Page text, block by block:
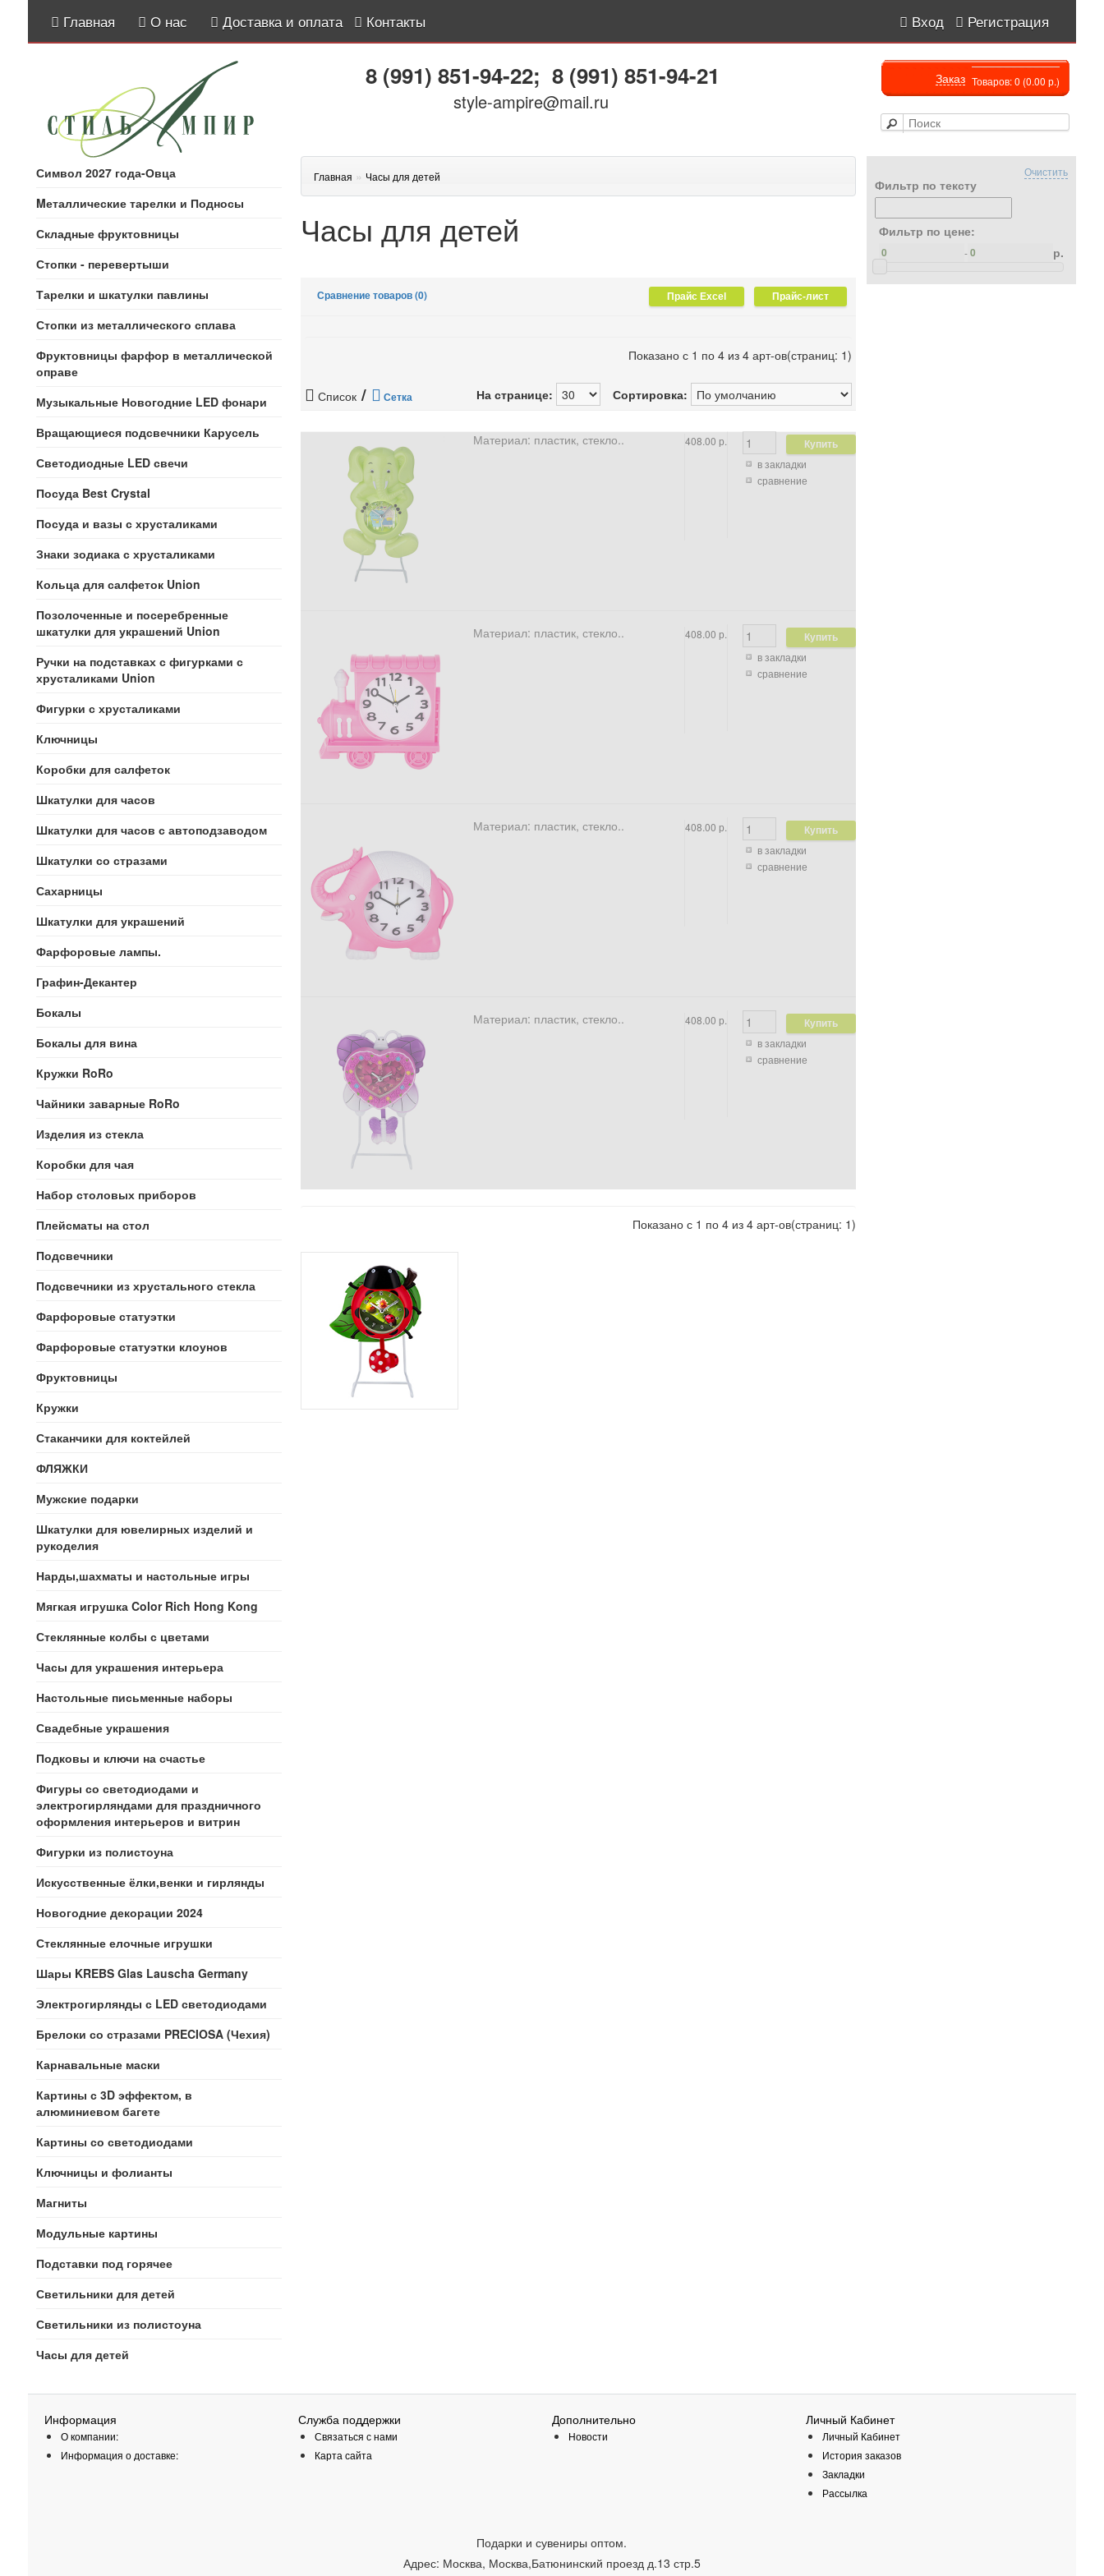
Главная О нас Доставка и оплата Контакты Вход Регистрация
Заказ Товаров: 0 (0.00 р.)
8 (991) 851-94-22; 8 (991) 851-94-21
style-ampire@mail.ru
Символ 2027 года-Овца
Mеталлические тарелки и Подносы
Складные фруктовницы
Стопки - перевертыши
Тарелки и шкатулки павлины
Стопки из металлического сплава
Фруктовницы фарфор в металлической
оправе
Музыкальные Новогодние LED фонари
Вращающиеся подсвечники Карусель
Светодиодные LED свечи
Посуда Best Crystal
Посуда и вазы с хрусталиками
Знаки зодиака с хрусталиками
Кольца для салфеток Union
Позолоченные и посеребренные
шкатулки для украшений Union
Ручки на подставках с фигурками с
хрусталиками Union
Фигурки с хрусталиками
Ключницы
Коробки для салфеток
Шкатулки для часов
Шкатулки для часов с автоподзаводом
Шкатулки со стразами
Сахарницы
Шкатулки для украшений
Фарфоровые лампы.
Графин-Декантер
Бокалы
Бокалы для вина
Кружки RoRo
Чайники заварные RoRo
Изделия из стекла
Коробки для чая
Набор столовых приборов
Плейсматы на стол
Подсвечники
Подсвечники из хрустального стекла
Фарфоровые статуэтки
Фарфоровые статуэтки клоунов
Фруктовницы
Кружки
Стаканчики для коктейлей
ФЛЯЖКИ
Мужские подарки
Шкатулки для ювелирных изделий и
рукоделия
Нарды,шахматы и настольные игры
Мягкая игрушка Color Rich Hong Kong
Стеклянные колбы с цветами
Часы для украшения интерьера
Настольные письменные наборы
Свадебные украшения
Подковы и ключи на счастье
Фигуры со светодиодами и
электрогирляндами для праздничного
оформления интерьеров и витрин
Фигурки из полистоуна
Искусственные ёлки,венки и гирлянды
Новогодние декорации 2024
Стеклянные елочные игрушки
Шары KREBS Glas Lauscha Germany
Электрогирлянды с LED светодиодами
Брелоки со стразами PRECIOSA (Чехия)
Карнавальные маски
Картины с 3D эффектом, в
алюминиевом багете
Картины со светодиодами
Ключницы и фолианты
Магниты
Модульные картины
Подставки под горячее
Светильники для детей
Светильники из полистоуна
Часы для детей
Очистить
Фильтр по тексту
Фильтр по цене:
- р.
Главная » Часы для детей
Часы для детей
Сравнение товаров (0)
Показано с 1 по 4 из 4 арт-ов(страниц: 1)
Список/ Сетка Сортировка:
На странице:
в закладки
сравнение
408.00 р.
Материал: пластик, стекло..
в закладки
сравнение
408.00 р.
Материал: пластик, стекло..
в закладки
сравнение
408.00 р.
Материал: пластик, стекло..
в закладки
сравнение
408.00 р.
Материал: пластик, стекло..
Показано с 1 по 4 из 4 арт-ов(страниц: 1)
Информация
О компании:
Информация о доставке:
Служба поддержки
Связаться с нами
Карта сайта
Дополнительно
Новости
Личный Кабинет
Личный Кабинет
История заказов
Закладки
Рассылка
Подарки и сувениры оптом.
Адрес: Москва, Москва,Батюнинский проезд д.13 стр.5